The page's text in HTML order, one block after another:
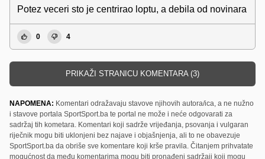
Potez veceri sto je centrirao loptu, a debila od novinara
0 4
PRIKAŽI STRANICU KOMENTARA (3)
NAPOMENA: Komentari odražavaju stavove njihovih autora/ica, a ne nužno
i stavove portala SportSport.ba te portal ne može i neće odgovarati za
sadržaj tih kometara. Komentari koji sadrže vrijeđanja, psovanja i vulgaran
riječnik mogu biti uklonjeni bez najave i objašnjenja, ali to ne obavezuje
SportSport.ba da obriše sve komentare koji krše pravila. Čitanjem prihvatate
mogućnost da među komentarima mogu biti pronađeni sadržaji koji mogu